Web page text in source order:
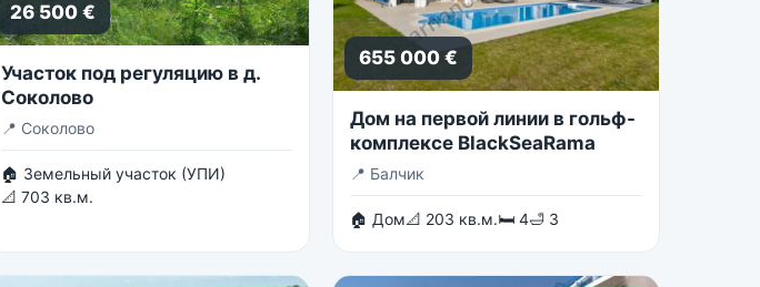
26 500 €
Участок под регуляцию в д.
Соколово
📍 Соколово
🏠 Земельный участок (УПИ)
📐 703 кв.м.
655 000 €
Дом на первой линии в гольф-
комплексе BlackSeaRama
📍 Балчик
🏠 Дом📐 203 кв.м.🛏 4🛁 3